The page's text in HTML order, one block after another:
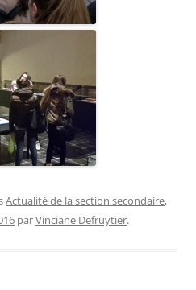
Actualité de la section secondaire,
parVinciane Defruytier.